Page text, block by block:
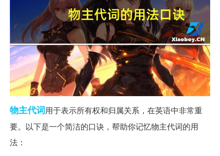
物主代词用于表示所有权和归属关系，在英语中非常重
要。以下是一个简洁的口诀，帮助你记忆物主代词的用
法：